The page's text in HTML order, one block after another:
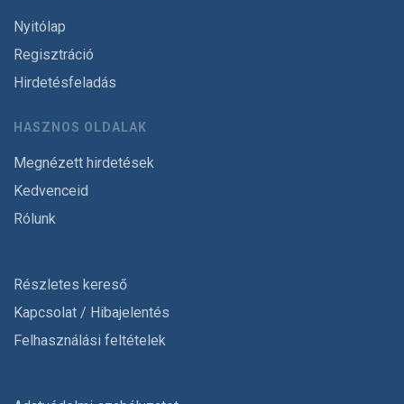
Nyitólap
Regisztráció
Hirdetésfeladás
HASZNOS OLDALAK
Megnézett hirdetések
Kedvenceid
Rólunk
Részletes kereső
Kapcsolat / Hibajelentés
Felhasználási feltételek